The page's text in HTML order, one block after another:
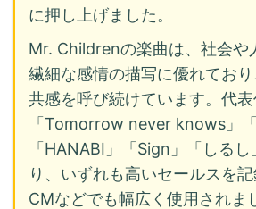
に押し上げました。
Mr. Childrenの楽曲は、社会や
繊細な感情の描写に優れてお
共感を呼び続けています。代
「Tomorrow never knows」「
「HANABI」「Sign」「しる
り、いずれも高いセールスを
CMなどでも幅広く使用されま